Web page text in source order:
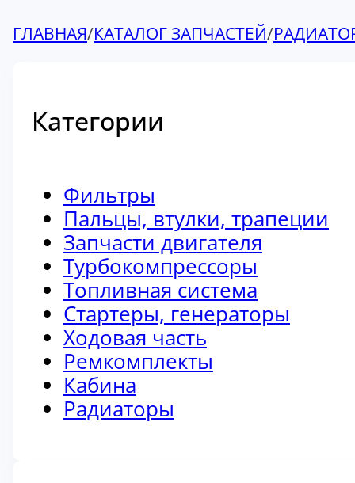
ГЛАВНАЯ/КАТАЛОГ ЗАПЧАСТЕЙ/
Категории
Фильтры
Пальцы, втулки, трапеции
Запчасти двигателя
Турбокомпрессоры
Топливная система
Стартеры, генераторы
Ходовая часть
Ремкомплекты
Кабина
Радиаторы